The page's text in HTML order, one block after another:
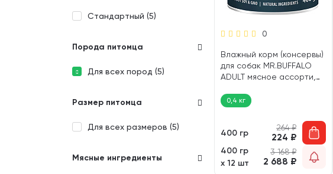
Стандартный (5)
Порода питомца
Для всех пород (5)
Размер питомца
Для всех размеров (5)
Мясные ингредиенты
0
Влажный корм (консервы)
для собак MR.BUFFALO
ADULT мясное ассорти,
0,4 кг
400 гр
264₽
224 ₽
400 гр
х 12 шт
3 168₽
2 688 ₽